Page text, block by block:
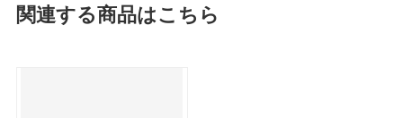
関連する商品はこちら